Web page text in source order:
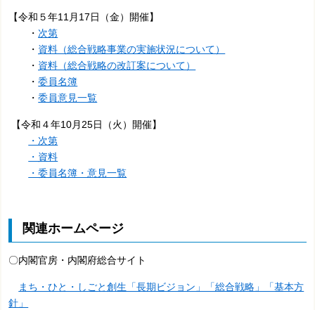
【令和５年11月17日（金）開催】
・ 次第
・ 資料（総合戦略事業の実施状況について）
・ 資料（総合戦略の改訂案について）
・委員名簿
・委員意見一覧
【令和４年10月25日（火）開催】
・次第
・資料
・委員名簿・意見一覧
関連ホームページ
〇内閣官房・内閣府総合サイト
まち・ひと・しごと創生「長期ビジョン」「総合戦略」「基本方
針」